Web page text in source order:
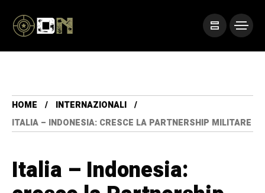
HOME
INTERNAZIONALI
ITALIA – INDONESIA: CRESCE LA PARTNERSHIP MILITARE
Italia – Indonesia: